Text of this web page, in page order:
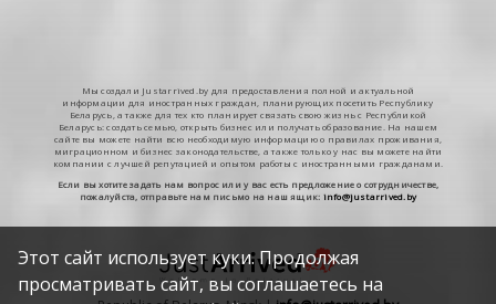
Этот сайт использует куки. Продолжая
просматривать сайт, вы соглашаетесь на
Мы создали Justarrived.by для предоставления полной и актуальной
информации для иностранных граждан, планирующих посетить Республику
Беларусь, а также для тех кто планирует связать свою жизнь с Республикой
Беларусь: создать семью, открыть бизнес или получать образование. На нашем
сайте вы можете найти всю необходимую информацию о правилах проживания,
миграционном и бизнес законодательстве, а также только у нас вы можете найти
компании с лучшей репутацией и опытом работы с иностранными гражданами.
Если вы хотите задать нам вопрос или у вас есть предложение о сотрудничестве,
пожалуйста, отправьте нам письмо на наш ящик: info@justarrived.by